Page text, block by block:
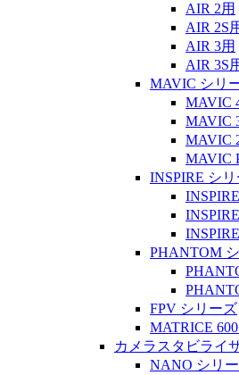
AIR 2用
AIR 2S
AIR 3用
AIR 3S
MAVIC シリ
MAVIC
MAVIC
MAVIC
MAVIC
INSPIRE シ
PHANTOM
FPV シリーズ
MATRICE
カメラスタビライ
NANO シリ